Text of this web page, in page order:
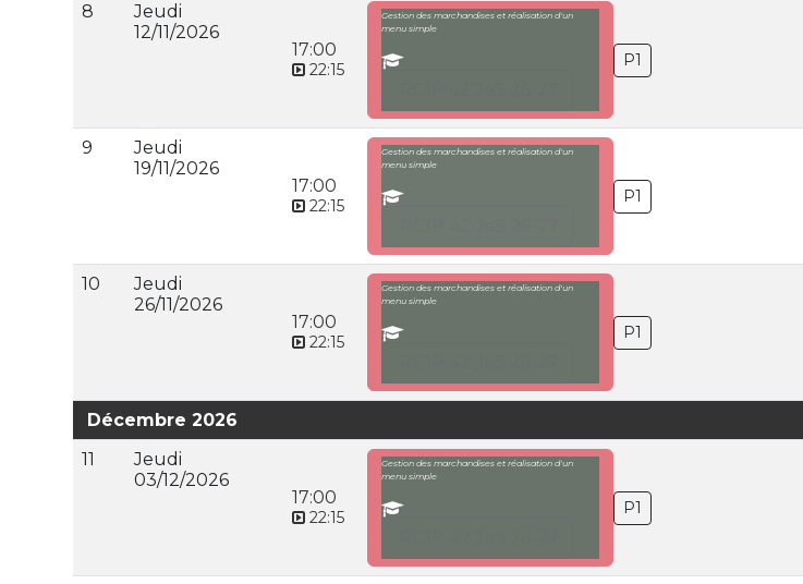
8
Jeudi
12/11/2026
17:00
22:15
Gestion des marchandises et réalisation d'un
menu simple
P1
9
Jeudi
19/11/2026
17:00
22:15
Gestion des marchandises et réalisation d'un
menu simple
P1
10
Jeudi
26/11/2026
17:00
22:15
Gestion des marchandises et réalisation d'un
menu simple
P1
Décembre 2026
11
Jeudi
03/12/2026
17:00
22:15
Gestion des marchandises et réalisation d'un
menu simple
P1